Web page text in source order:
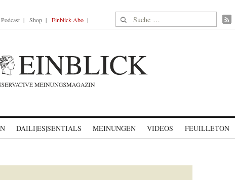
Podcast Shop Einblick-Abo Suche nach:
DAILI|ES|SENTIALS MEINUNGEN VIDEOS FEUILLETON